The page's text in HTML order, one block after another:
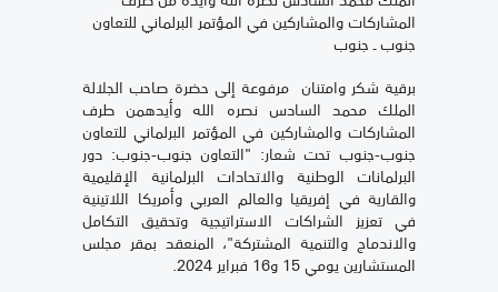
المشاركات والمشاركين في المؤتمر البرلماني للتعاون
جنوب ـ جنوب
برقية شكر وامتنان مرفوعة إلى حضرة صاحب الجلالة
الملك محمد السادس نصره الله وأيدهمن طرف
المشاركات والمشاركين في المؤتمر البرلماني للتعاون
جنوب-جنوب تحت شعار: "التعاون جنوب-جنوب: دور
البرلمانات الوطنية والاتحادات البرلمانية الإقليمية
والقارية في إفريقيا والعالم العربي وأمريكا اللاتينية
في تعزيز الشراكات الاستراتيجية وتحقيق التكامل
والاندماج والتنمية المشتركة"، المنعقد بمقر مجلس
المستشارين يومي 15 و16 فبراير 2024.